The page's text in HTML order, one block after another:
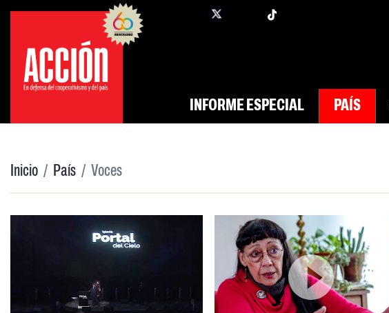
Saltar
contenido
facebook
INFORME ESPECIAL PAÍS
Inicio País Voces